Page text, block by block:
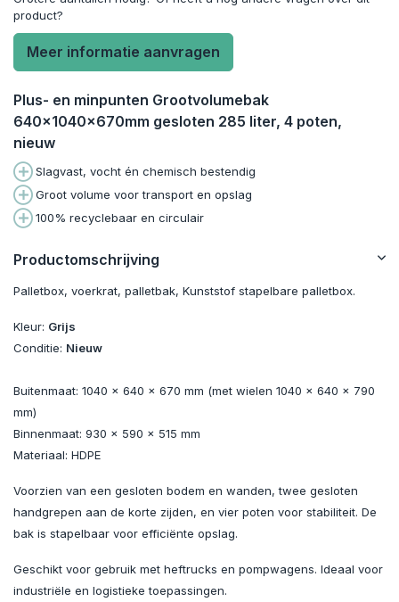
product?
Meer informatie aanvragen
Plus- en minpunten Grootvolumebak
640x1040x670mm gesloten 285 liter, 4 poten,
nieuw
Slagvast, vocht én chemisch bestendig
Groot volume voor transport en opslag
100% recyclebaar en circulair
Productomschrijving
Palletbox, voerkrat, palletbak, Kunststof stapelbare palletbox.
Kleur: Grijs
Conditie: Nieuw
Buitenmaat: 1040 x 640 x 670 mm (met wielen 1040 x 640 x 790
mm)
Binnenmaat: 930 x 590 x 515 mm
Materiaal: HDPE
Voorzien van een gesloten bodem en wanden, twee gesloten
handgrepen aan de korte zijden, en vier poten voor stabiliteit. De
bak is stapelbaar voor efficiënte opslag.
Geschikt voor gebruik met heftrucks en pompwagens. Ideaal voor
industriële en logistieke toepassingen.